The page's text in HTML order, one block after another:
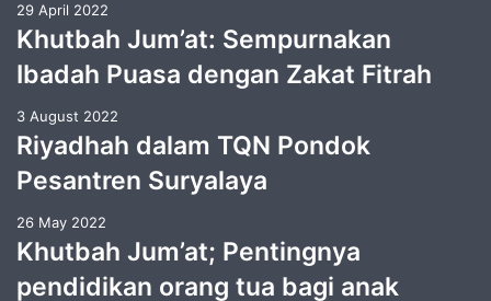
29 April 2022
Khutbah Jum’at: Sempurnakan
Ibadah Puasa dengan Zakat Fitrah
3 August 2022
Riyadhah dalam TQN Pondok
Pesantren Suryalaya
26 May 2022
Khutbah Jum’at; Pentingnya
pendidikan orang tua bagi anak